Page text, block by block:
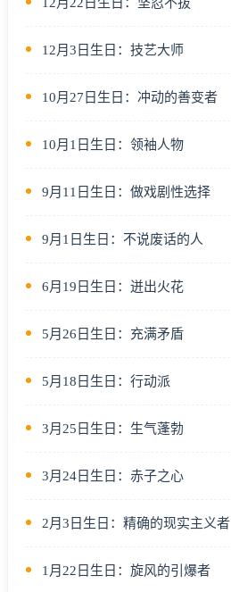
12月3日生日：技艺大师
10月27日生日：冲动的善变者
10月1日生日：领袖人物
9月11日生日：做戏剧性选择
9月1日生日：不说废话的人
6月19日生日：迸出火花
5月26日生日：充满矛盾
5月18日生日：行动派
3月25日生日：生气蓬勃
3月24日生日：赤子之心
2月3日生日：精确的现实主义者
1月22日生日：旋风的引爆者